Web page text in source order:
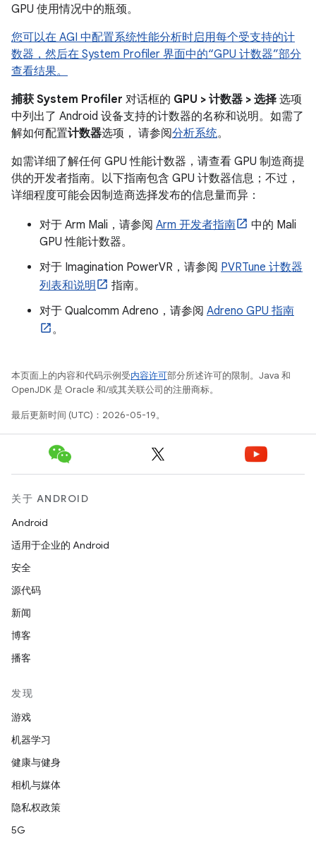
GPU 使用情况中的瓶颈。
您可以在 AGI 中配置系统性能分析时启用每个受支持的计
数器，然后在 System Profiler 界面中的“GPU 计数器”部分
查看结果。
捕获 System Profiler 对话框的 GPU > 计数器 > 选择 选项
中列出了 Android 设备支持的计数器的名称和说明。如需了
解如何配置计数器选项， 请参阅分析系统。
如需详细了解任何 GPU 性能计数器，请查看 GPU 制造商提
供的开发者指南。以下指南包含 GPU 计数器信息；不过，
详细程度可能会因制造商选择发布的信息量而异：
对于 Arm Mali，请参阅 Arm 开发者指南
中的 Mali
GPU 性能计数器。
对于 Imagination PowerVR，请参阅 PVRTune 计数器
列表和说明
指南。
对于 Qualcomm Adreno，请参阅 Adreno GPU 指南
。
本页面上的内容和代码示例受内容许可部分所述许可的限制。Java 和
OpenJDK 是 Oracle 和/或其关联公司的注册商标。
最后更新时间 (UTC)：2026-05-19。
关于 ANDROID
Android
适用于企业的 Android
安全
源代码
新闻
博客
播客
发现
游戏
机器学习
健康与健身
相机与媒体
隐私权政策
5G